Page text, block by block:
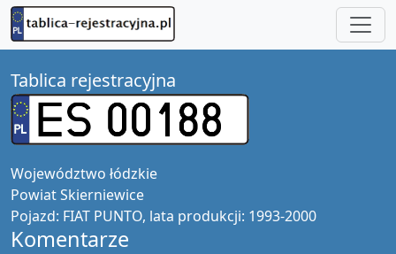
Tablica rejestracyjna
Województwo łódzkie
PowiatSkierniewice
Pojazd: FIAT PUNTO, lata produkcji: 1993-2000
Komentarze